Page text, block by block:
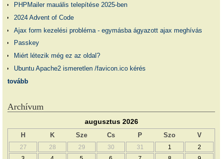
PHPMailer mauális telepítése 2025-ben
2024 Advent of Code
Ajax form kezelési probléma - egymásba ágyazott ajax meghívás
Passkey
Miért létezik még ez az oldal?
Ubuntu Apache2 ismeretlen /favicon.ico kérés
tovább
Archívum
augusztus 2026
H K Sze Cs P Szo V
27 28 29 30 31 1
2